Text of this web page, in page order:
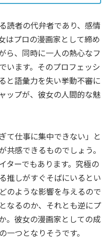
読者の代弁者であり、感情
はプロの漫画家として締め
ら、同時に一人の熱心なフ
います。そのプロフェッシ
と語彙力を失い挙動不審に
ップが、彼女の人間的な魅
て仕事に集中できない」と
共感できるものでしょう。
ターでもあります。究極の
推しがすぐそばにいるとい
のような影響を与えるので
なるのか、それとも逆にプ
。彼女の漫画家としての成
つとなりそうです。